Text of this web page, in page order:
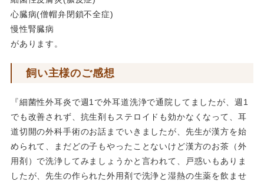
心臓病(僧帽弁閉鎖不全症)
慢性腎臓病
があります。
飼い主様のご感想
『細菌性外耳炎で週1で外耳道洗浄で通院してましたが、週1
でも改善されず、抗生剤もステロイドも効かなくなって、耳
道切開の外科手術のお話までいきましたが、先生が漢方を始
められて、まだどの子もやったことないけど漢方のお茶（外
用剤）で洗浄してみましょうかと言われて、戸惑いもありま
したが、先生の作られた外用剤で洗浄と湿熱の生薬を飲ませ